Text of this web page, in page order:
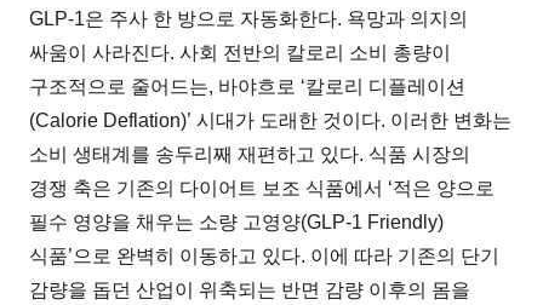
GLP-1은 주사 한 방으로 자동화한다. 욕망과 의지의
싸움이 사라진다. 사회 전반의 칼로리 소비 총량이
구조적으로 줄어드는, 바야흐로 ‘칼로리 디플레이션
(Calorie Deflation)’ 시대가 도래한 것이다. 이러한 변화는
소비 생태계를 송두리째 재편하고 있다. 식품 시장의
경쟁 축은 기존의 다이어트 보조 식품에서 ‘적은 양으로
필수 영양을 채우는 소량 고영양(GLP-1 Friendly)
식품’으로 완벽히 이동하고 있다. 이에 따라 기존의 단기
감량을 돕던 산업이 위축되는 반면 감량 이후의 몸을